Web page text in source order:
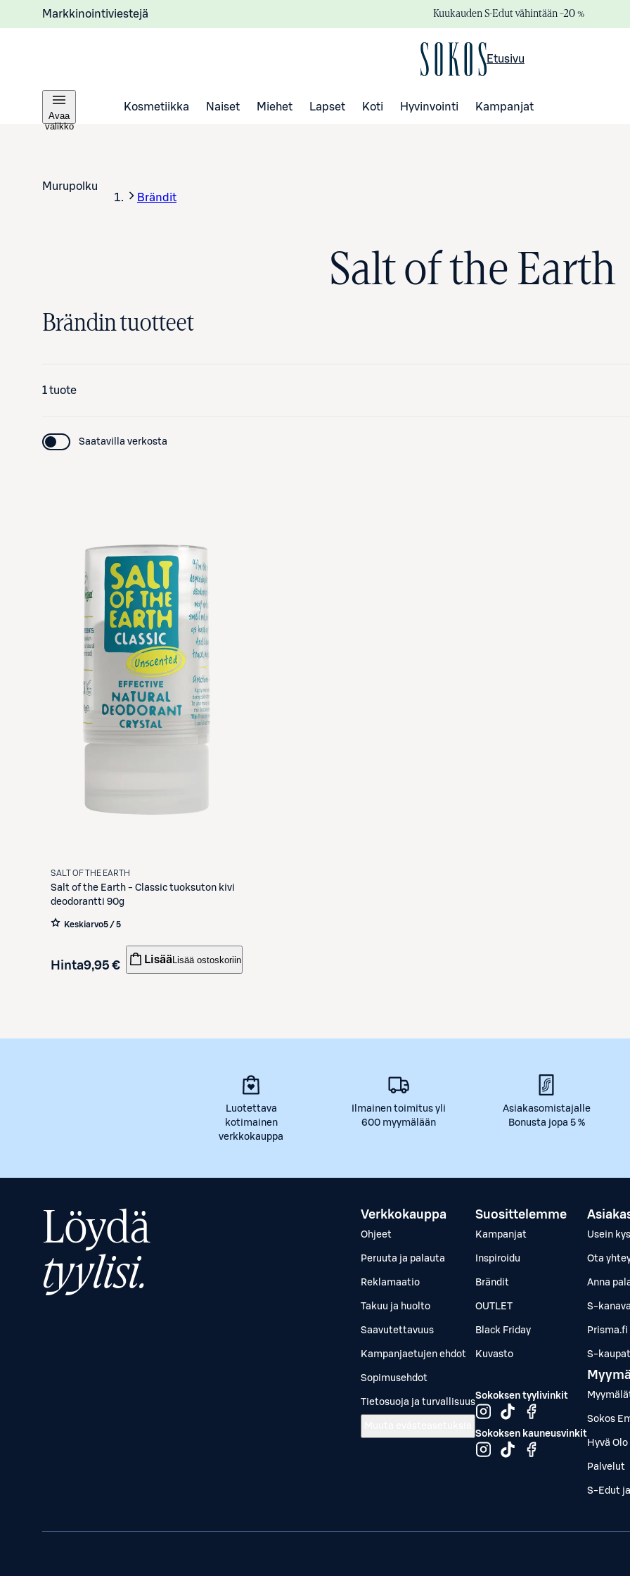
Markkinointiviestejä Kuukauden S-Edut vähintään –20 %
Etusivu
Avaa
valikko
Kosmetiikka Naiset Miehet Lapset Koti Hyvinvointi Kampanjat
Murupolku
Brändit
Salt of the Earth
Brändin tuotteet
1 tuote
Saatavilla verkosta
SALT OF THE EARTH
Salt of the Earth - Classic tuoksuton kivi
deodorantti 90g
Keskiarvo5 / 5
Hinta9,95 € LisääLisää ostoskoriin
Luotettava
kotimainen
verkkokauppa
Ilmainen toimitus yli
600 myymälään
Asiakasomistajalle
Bonusta jopa 5 %
Löydä
tyylisi.
Verkkokauppa
Ohjeet
Peruuta ja palauta
Reklamaatio
Takuu ja huolto
Saavutettavuus
Kampanjaetujen ehdot
Sopimusehdot
Tietosuoja ja turvallisuus
Suosittelemme
Kampanjat
Inspiroidu
Brändit
OUTLET
Black Friday
Kuvasto
Sokoksen tyylivinkit
Sokoksen kauneusvinkit
Usein
Ota
Anna
S-
Prisma.fi
S-
Sokos
Hyvä
Palvelut
S-Edut